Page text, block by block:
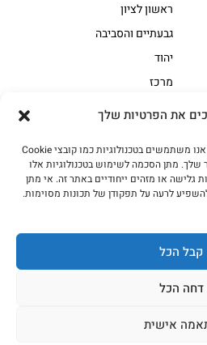
את הפרטיות שלך
כדי לספק את החוויה הטובה ביותר, אנו משתמשים בטכנולוגיות כמו קובצי Cookie
מתן הסכמה לשימוש בטכנולוגיות אלו
גלישה או מזהים ייחודיים באתר זה. אי מתן
לרעה על תפקודן של תכונות מסוימות.
קבל הכל
דחה הכל
אישית
בשר בקר משובח
בשר למעשנת
חלקים אחוריים
מיוחדי מסורת1
עוף
על האש
ראשון לציון
גבעתיים והסביבה
יהוד
מרכז